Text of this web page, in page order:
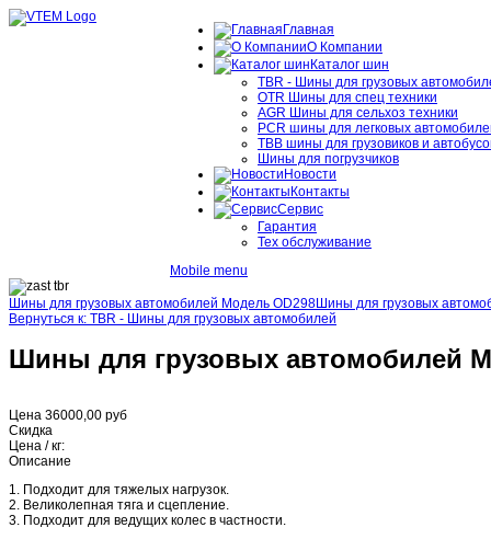
Главная
О Компании
Каталог шин
TBR - Шины для грузовых
OTR Шины для спец техники
AGR Шины для сельхоз техники
PCR шины для легковых
TBB шины для грузовиков и
Шины для погрузчиков
Новости
Контакты
Сервис
Гарантия
Тех обслуживание
Mobile menu
Шины для грузовых автомобилей Модель OD298Шины для грузовых
Вернуться к: TBR - Шины для грузовых автомобилей
Шины для грузовых автомобилей
Цена 36000,00 руб
Скидка
Цена / кг:
Описание
1. Подходит для тяжелых нагрузок.
2. Великолепная тяга и сцепление.
3. Подходит для ведущих колес в частности.